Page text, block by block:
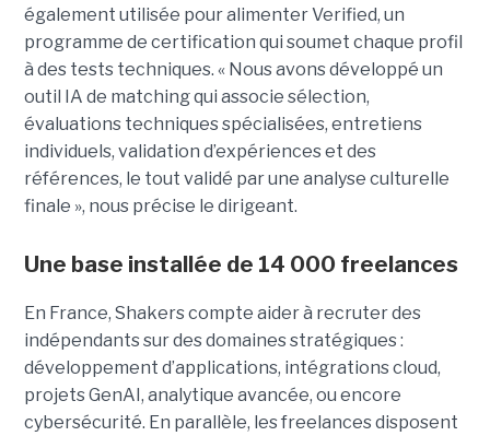
également utilisée pour alimenter Verified, un
programme de certification qui soumet chaque profil
à des tests techniques. « Nous avons développé un
outil IA de matching qui associe sélection,
évaluations techniques spécialisées, entretiens
individuels, validation d’expériences et des
références, le tout validé par une analyse culturelle
finale », nous précise le dirigeant.
Une base installée de 14 000 freelances
En France, Shakers compte aider à recruter des
indépendants sur des domaines stratégiques :
développement d’applications, intégrations cloud,
projets GenAI, analytique avancée, ou encore
cybersécurité. En parallèle, les freelances disposent